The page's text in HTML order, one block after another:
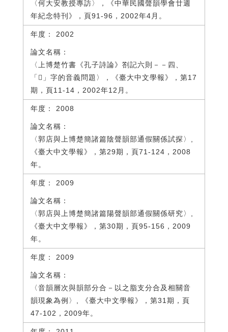
〈何大安教授專訪〉，《中華民國聲韻學會廿週
年紀念特刊》，頁91-96，2002年4月。
2002
〈上博楚竹書《孔子詩論》劄記六則－－四、
「」字的音義問題〉，《臺大中文學報》，第17
期，頁11-14，2002年12月。
2008
〈郭店與上博楚簡諸篇陰聲韻部通假關係試探〉,
《臺大中文學報》，第29期，頁71-124，2008
年。
2009
〈郭店與上博楚簡諸篇陽聲韻部通假關係研究〉,
《臺大中文學報》，第30期，頁95-156，2009
年。
2009
〈音韻層次與韻部分合－以之脂支分合及相關音
韻現象為例〉, 《臺大中文學報》，第31期，頁
47-102，2009年。